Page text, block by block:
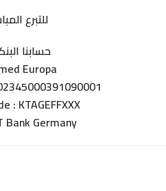
للتبرع
حسابنا
Europa:
: KTAGEFFXXX
Bank Germany